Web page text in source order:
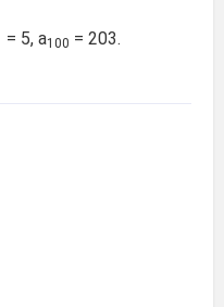
= 5, а100 = 203.